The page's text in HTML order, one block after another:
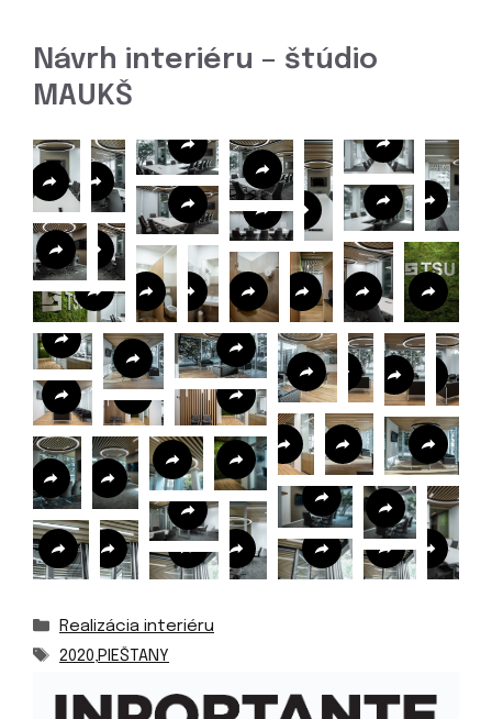
Návrh interiéru – štúdio
MAUKŠ
Kategórie
Realizácia interiéru
Značky
2020,PIEŠTANY